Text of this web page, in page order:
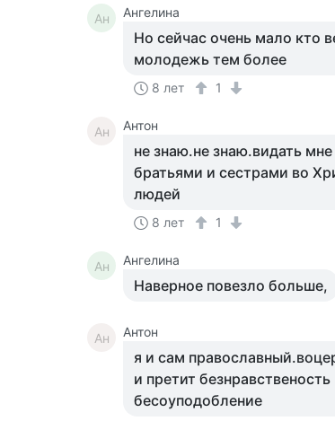
Ан Ангелина
Но сейчас очень мало кто
молодежь тем более
8 лет 1
Ан Антон
не знаю.не знаю.видать
братьями и сестрами во
людей
8 лет 1
Ан Ангелина
Наверное повезло больше,
Ан Антон
я и сам
и претит
бесоуподобление